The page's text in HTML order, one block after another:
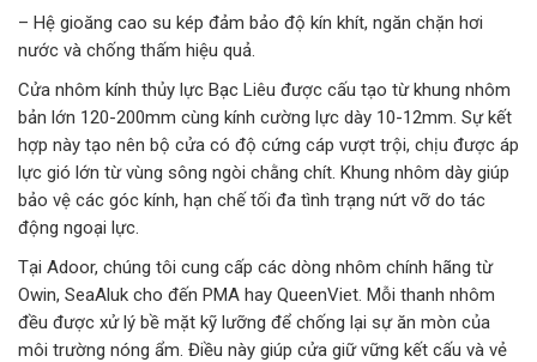
– Hệ gioăng cao su kép đảm bảo độ kín khít, ngăn chặn hơi
nước và chống thấm hiệu quả.
Cửa nhôm kính thủy lực Bạc Liêu được cấu tạo từ khung nhôm
bản lớn 120-200mm cùng kính cường lực dày 10-12mm. Sự kết
hợp này tạo nên bộ cửa có độ cứng cáp vượt trội, chịu được áp
lực gió lớn từ vùng sông ngòi chằng chít. Khung nhôm dày giúp
bảo vệ các góc kính, hạn chế tối đa tình trạng nứt vỡ do tác
động ngoại lực.
Tại Adoor, chúng tôi cung cấp các dòng nhôm chính hãng từ
Owin, SeaAluk cho đến PMA hay QueenViet. Mỗi thanh nhôm
đều được xử lý bề mặt kỹ lưỡng để chống lại sự ăn mòn của
môi trường nóng ẩm. Điều này giúp cửa giữ vững kết cấu và vẻ